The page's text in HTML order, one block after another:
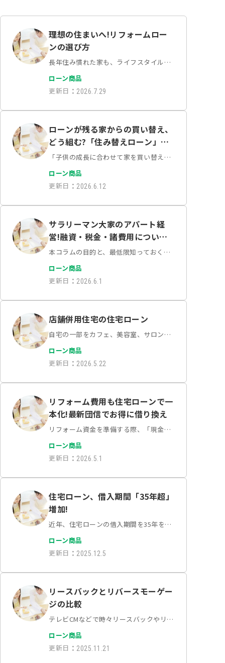
理想の住まいへ!リフォームロー
ンの選び方
長年住み慣れた家も、ライフスタイルの
変化や経年劣化によってリフォームが必
要になる時期がやってきます。キッチン
いは間取りの大幅な変更など、夢は膨ら
みますが、同時に気に…
ローン商品
更新日 ： 2026.7.29
ローンが残る家からの買い替え、
どう組む?「住み替えローン」と
「買い先行」の審査のリアル
「子供の成長に合わせて家を買い替えた
いけれど、今の住宅ローンがまだ残って
いる……」このようなご相談をいただく
残債をすべて返せるか」を気に…
ローン商品
更新日 ： 2026.6.12
サラリーマン大家のアパート経
営!融資・税金・諸費用について
解説
本コラムの目的と、最低限知っておくべ
き4つの鉄則アパート経営を成功に導く
ノウハウは多岐にわたります。本コラム
らアパート経営を始めようと検討されて
いる「30代〜40代…
ローン商品
更新日 ： 2026.6.1
店舗併用住宅の住宅ローン
自宅の一部をカフェ、美容室、サロン、
または事務所として活用する「店舗併用
住宅（店舗兼用住宅）」を希望される方
賃負担の軽減など多くのメリットがある
一方で、資金計画にお…
ローン商品
更新日 ： 2026.5.22
リフォーム費用も住宅ローンで一
本化!最新団信でお得に借り換え
リフォーム資金を準備する際、「現金」
や「リフォームローン」を利用するだけ
でなく、最新の住宅ローン商品へ『借り
とつです。将来リスク（団信等）を最適
化する「住宅ローンの…
ローン商品
更新日 ： 2026.5.1
住宅ローン、借入期間「35年超」
増加!
近年、住宅ローンの借入期間を35年を超
える超長期に設定する人が増えていま
す。かつては35年が最長というのが一般
つつあります。なぜ借入期間が長期化し
ているのでしょうか…
ローン商品
更新日 ： 2025.12.5
リースバックとリバースモーゲー
ジの比較
テレビCMなどで時々リースバックやリバ
ースモーゲージといった言葉を耳にしま
す。なんとなく響きが似ていますが、
ローン商品
更新日 ： 2025.11.21